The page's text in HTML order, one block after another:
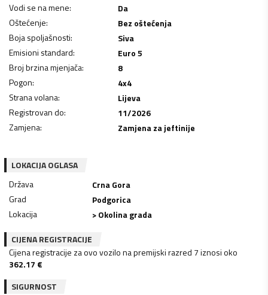
Vodi se na mene:
Da
Oštećenje:
Bez oštećenja
Boja spoljašnosti:
Siva
Emisioni standard:
Euro 5
Broj brzina mjenjača:
8
Pogon:
4x4
Strana volana:
Lijeva
Registrovan do:
11/2026
Zamjena: Zamjena za jeftinije
LOKACIJA OGLASA
Država
Crna Gora
Grad
Podgorica
Lokacija
> Okolina grada
CIJENA REGISTRACIJE
Cijena registracije za ovo vozilo na premijski razred 7 iznosi oko
362.17 €
SIGURNOST